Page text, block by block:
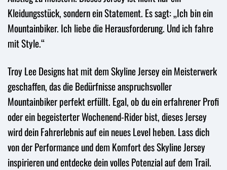
Kleidungsstück, sondern ein Statement. Es sagt: „Ich bin ein
Mountainbiker. Ich liebe die Herausforderung. Und ich fahre
mit Style.“
Troy Lee Designs hat mit dem Skyline Jersey ein Meisterwerk
geschaffen, das die Bedürfnisse anspruchsvoller
Mountainbiker perfekt erfüllt. Egal, ob du ein erfahrener Profi
oder ein begeisterter Wochenend-Rider bist, dieses Jersey
wird dein Fahrerlebnis auf ein neues Level heben. Lass dich
von der Performance und dem Komfort des Skyline Jersey
inspirieren und entdecke dein volles Potenzial auf dem Trail.